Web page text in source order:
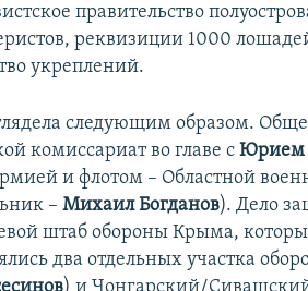
правительство
реквизиции 1000
укреплений.
следующим образом.
комиссариат во главе сЮрием
и флотом – Областной
–Михаил Богданов). Дело
штаб обороны Крыма,
два отдельных участка